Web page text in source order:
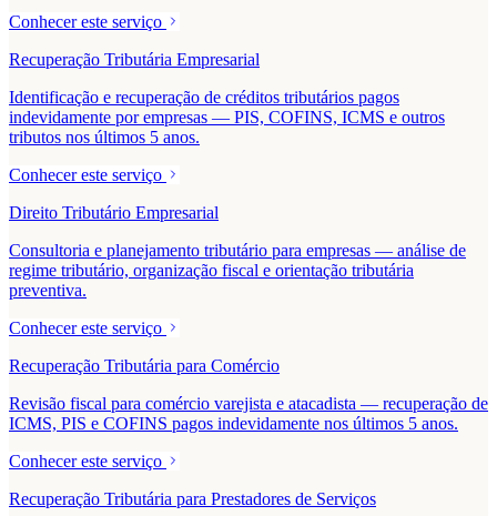
Conhecer este serviço
Recuperação Tributária Empresarial
Identificação e recuperação de créditos tributários pagos
indevidamente por empresas — PIS, COFINS, ICMS e outros
tributos nos últimos 5 anos.
Conhecer este serviço
Direito Tributário Empresarial
Consultoria e planejamento tributário para empresas — análise de
regime tributário, organização fiscal e orientação tributária
preventiva.
Conhecer este serviço
Recuperação Tributária para Comércio
Revisão fiscal para comércio varejista e atacadista — recuperação de
ICMS, PIS e COFINS pagos indevidamente nos últimos 5 anos.
Conhecer este serviço
Recuperação Tributária para Prestadores de Serviços